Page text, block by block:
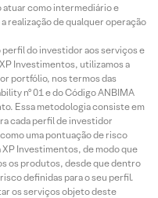
como intermediário e
realização de qualquer operação
perfil do investidor aos serviços e
Investimentos, utilizamos a
portfólio, nos termos das
nº 01 e do Código ANBIMA
Essa metodologia consiste em
cada perfil de investidor
uma pontuação de risco
Investimentos, de modo que
os produtos, desde que dentro
definidas para o seu perfil.
os serviços objeto deste